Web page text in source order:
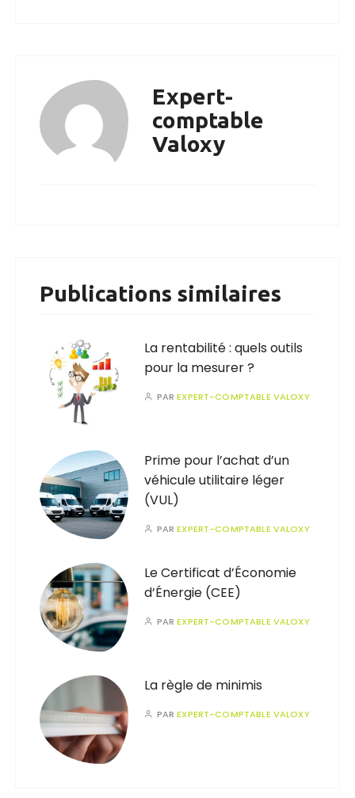
Expert-
comptable
Valoxy
Publications similaires
La rentabilité : quels outils
pour la mesurer ?
PAREXPERT-COMPTABLE VALOXY
Prime pour l’achat d’un
véhicule utilitaire léger
(VUL)
PAREXPERT-COMPTABLE VALOXY
Le Certificat d’Économie
d’Énergie (CEE)
PAREXPERT-COMPTABLE VALOXY
La règle de minimis
PAREXPERT-COMPTABLE VALOXY